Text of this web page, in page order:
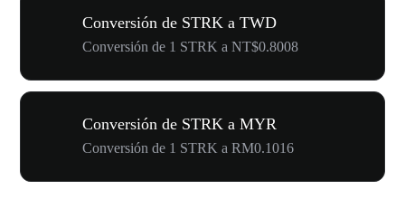
Conversión de STRK a TWD
Conversión de 1 STRK a NT$0.8008
Conversión de STRK a MYR
Conversión de 1 STRK a RM0.1016